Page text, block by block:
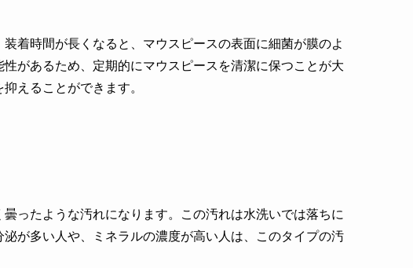
着時間が長くなると、マウスピースの表面に細菌が膜のよ
があるため、定期的にマウスピースを清潔に保つことが大
えることができます。
ったような汚れになります。この汚れは水洗いでは落ちに
が多い人や、ミネラルの濃度が高い人は、このタイプの汚